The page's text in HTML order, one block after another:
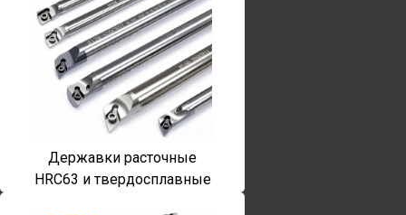
Державки расточные
HRC63 и твердосплавные